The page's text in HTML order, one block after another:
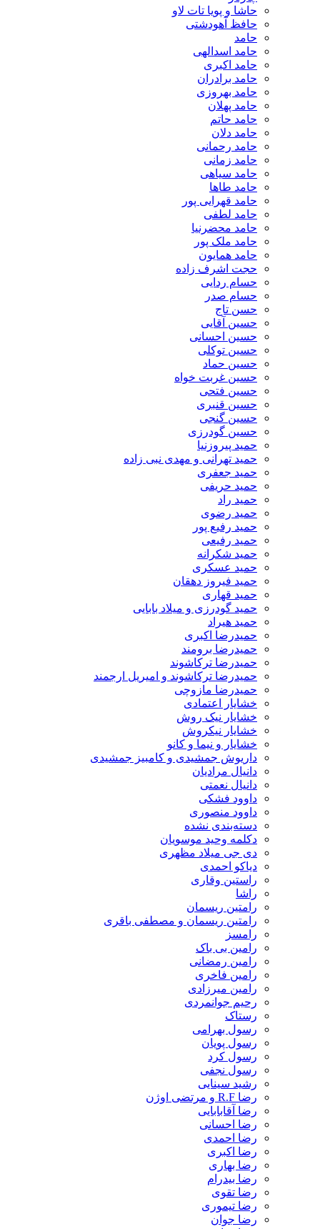
حاشا و پویا تات لاو
حافظ آهودشتی
حامد
حامد اسدالهی
حامد اکبری
حامد برادران
حامد بهروزی
حامد پهلان
حامد حاتم
حامد دلان
حامد رحمانی
حامد زمانی
حامد سیاهی
حامد طاها
حامد قهرایی پور
حامد لطفی
حامد محضرنیا
حامد ملک پور
حامد همایون
حجت اشرف زاده
حسام ردایی
حسام صدر
حسن تاج
حسین آقایی
حسین احسانی
حسین توکلی
حسین حماد
حسین غربت خواه
حسین فتحی
حسین قنبری
حسین گنجی
حسین گودرزی
حمید پیروزنیا
حمید تهرانی و مهدی نبی زاده
حمید جعفری
حمید حریفی
حمید راد
حمید رضوی
حمید رفیع پور
حمید رفیعی
حمید شکرانه
حمید عسکری
حمید فیروز دهقان
حمید قهاری
حمید گودرزی و میلاد بابایی
حمید هیراد
حمیدرضا اکبری
حمیدرضا برومند
حمیدرضا ترکاشوند
حمیدرضا ترکاشوند و امیریل ارجمند
حمیدرضا مازوچی
خشایار اعتمادی
خشایار نیک روش
خشایار نیکروش
خشایار و نیما و کانو
داریوش جمشیدی و کامبیز جمشیدی
دانیال مرادیان
دانیال نعمتی
داوود فشکی
داوود منصوری
دسته‌بندی نشده
دکلمه وحید موسویان
دی جی میلاد مظهری
دیاکو احمدی
راستین وقاری
راشا
رامتین ریسمان
رامتین ریسمان و مصطفی باقری
رامسز
رامین بی باک
رامین رمضانی
رامین فاخری
رامین میرزادی
رحیم جوانمردی
رستاک
رسول بهرامی
رسول پویان
رسول کرد
رسول نجفی
رشید سینایی
رضا R.F و مرتضی اوژن
رضا آقابابایی
رضا احسانی
رضا احمدی
رضا اکبری
رضا بهاری
رضا بیدرام
رضا تقوی
رضا تیموری
رضا جوان